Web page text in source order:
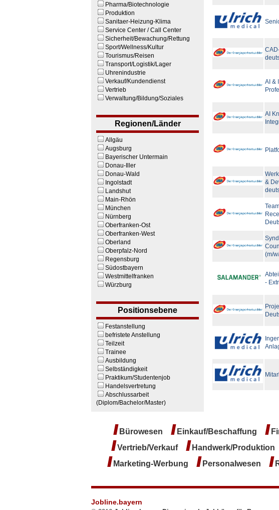
Pharma/Biotechnologie
Produktion
Sanitaer-Heizung-Klima
Service Center / Call Center
Sicherheit/Bewachung/Rettung
Sport/Wellness/Kultur
Tourismus/Reisen
Transport/Logistik/Lager
Uhrenindustrie
Verkauf/Kundendienst
Vertrieb
Verwaltung/Bildung/Soziales
Regionen/Länder
Allgäu
Augsburg
Bayerischer Untermain
Donau-Iller
Donau-Wald
Ingolstadt
Landshut
Main-Rhön
München
Nürnberg
Oberfranken-Ost
Oberfranken-West
Oberland
Oberpfalz-Nord
Regensburg
Südostbayern
Westmittelfranken
Würzburg
Positionsebene
Festanstellung
befristete Anstellung
Teilzeit
Trainee
Ausbildung
Selbständigkeit
Praktikum/Studentenjob
Handelsvertretung
Abschlussarbeit
(Diplom/Bachelor/Master)
AI &
AI
&
(m/
-
/Bürowesen /Einkauf/Beschaffung /
/Vertrieb/Verkauf /Handwerk/Produktion
/Marketing-Werbung /Personalwesen /
Jobline.bayern